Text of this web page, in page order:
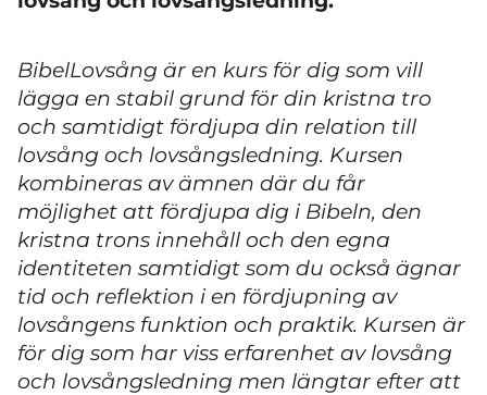
BibelLovsång är en kurs för dig som vill
lägga en stabil grund för din kristna tro
och samtidigt fördjupa din relation till
lovsång och lovsångsledning. Kursen
kombineras av ämnen där du får
möjlighet att fördjupa dig i Bibeln, den
kristna trons innehåll och den egna
identiteten samtidigt som du också ägnar
tid och reflektion i en fördjupning av
lovsångens funktion och praktik. Kursen är
för dig som har viss erfarenhet av lovsång
och lovsångsledning men längtar efter att